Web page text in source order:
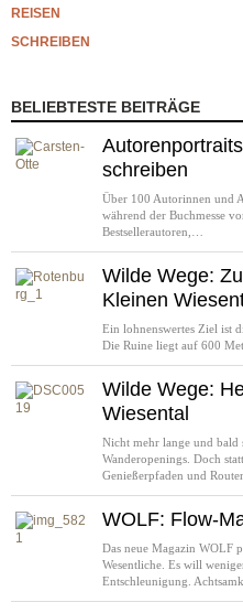
REISEN
SCHREIBEN
BELIEBTESTE BEITRÄGE
schreiben
Über 100 Autorinnen und
während der Buchmesse
Bestsellerautoren,…
Wilde Wege:
Kleinen
Ein lohnenswertes Ziel ist
Die Ruine liegt auf 600
Wilde Wege:
Wiesental
Nicht mehr lange und bald
Wanderopenings. Doch
Genießerpfaden und
WOLF: Flow-
Das neue Magazin WOLF
Wesentliche. Es will
Entschleunigung.